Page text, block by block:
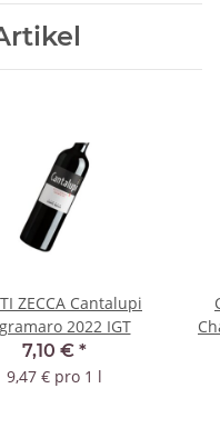
ZECCA Cantalupi
2022 IGT
7,10 € *
9,47 € pro 1 l